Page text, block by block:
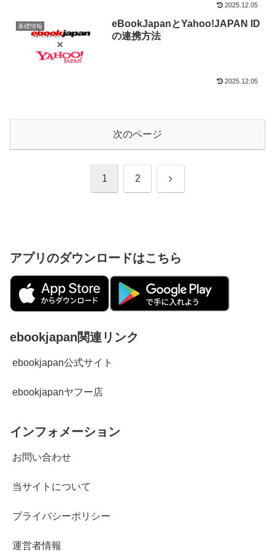
2025.12.05
基礎情報
eBookJapanとYahoo!JAPAN ID
の連携方法
2025.12.05
次のページ
1 2 次
アプリのダウンロードはこちら
ebookjapan関連リンク
ebookjapan公式サイト
ebookjapanヤフー店
インフォメーション
お問い合わせ
当サイトについて
プライバシーポリシー
運営者情報